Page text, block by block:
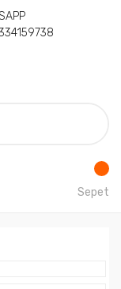
Sepet